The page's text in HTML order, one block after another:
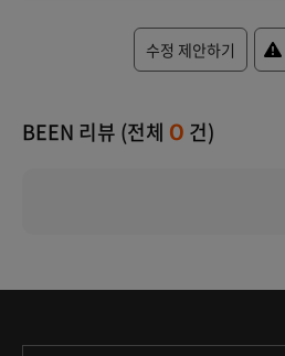
수정 제안하기
BEEN 리뷰 (전체 0 건)